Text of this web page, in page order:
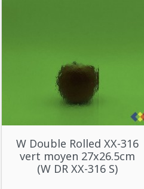
 Aperçu rapide
W Double Rolled XX-316
vert moyen 27x26.5cm
(W DR XX-316 S)